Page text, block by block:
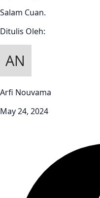
Salam Cuan.
Ditulis Oleh:
Arfi Nouvama
May 24, 2024